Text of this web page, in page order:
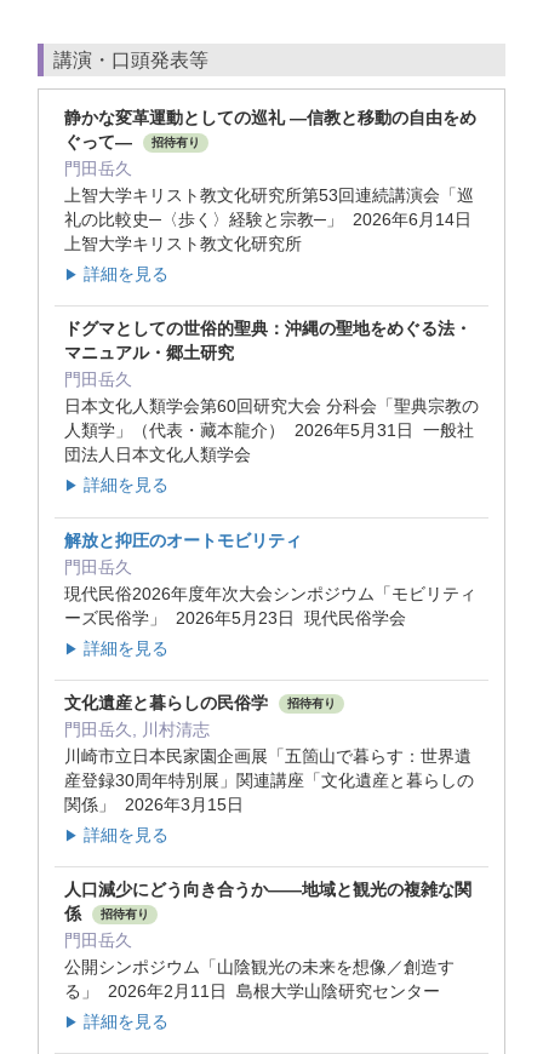
講演・口頭発表等
静かな変革運動としての巡礼 ―信教と移動の自由をめ
ぐって―
招待有り
門田岳久
上智大学キリスト教文化研究所第53回連続講演会「巡
礼の比較史─〈歩く〉経験と宗教─」 2026年6月14日
上智大学キリスト教文化研究所
▶ 詳細を見る
ドグマとしての世俗的聖典：沖縄の聖地をめぐる法・
マニュアル・郷土研究
門田岳久
日本文化人類学会第60回研究大会 分科会「聖典宗教の
⼈類学」（代表・藏本龍介） 2026年5月31日 一般社
団法人日本文化人類学会
▶ 詳細を見る
解放と抑圧のオートモビリティ
門田岳久
現代民俗2026年度年次大会シンポジウム「モビリティ
ーズ民俗学」 2026年5月23日 現代民俗学会
▶ 詳細を見る
文化遺産と暮らしの民俗学 招待有り
門田岳久, 川村清志
川崎市立日本民家園企画展「五箇山で暮らす：世界遺
産登録30周年特別展」関連講座「文化遺産と暮らしの
関係」 2026年3月15日
▶ 詳細を見る
人口減少にどう向き合うか――地域と観光の複雑な関
係
招待有り
門田岳久
公開シンポジウム「山陰観光の未来を想像／創造す
る」 2026年2月11日 島根大学山陰研究センター
▶ 詳細を見る